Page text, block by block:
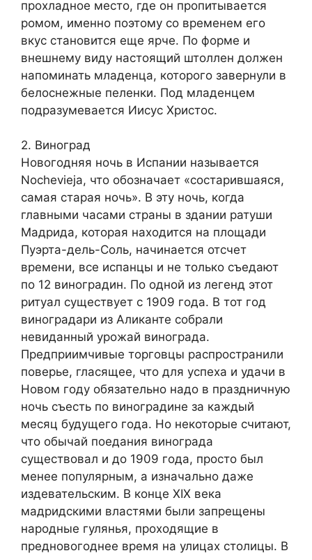
прохладное место, где он пропитывается
ромом, именно поэтому со временем его
вкус становится еще ярче. По форме и
внешнему виду настоящий штоллен должен
напоминать младенца, которого завернули в
белоснежные пеленки. Под младенцем
подразумевается Иисус Христос.
2. Виноград
Новогодняя ночь в Испании называется
Nochevieja, что обозначает «состарившаяся,
самая старая ночь». В эту ночь, когда
главными часами страны в здании ратуши
Мадрида, которая находится на площади
Пуэрта-дель-Соль, начинается отсчет
времени, все испанцы и не только съедают
по 12 виноградин. По одной из легенд этот
ритуал существует с 1909 года. В тот год
виноградари из Аликанте собрали
невиданный урожай винограда.
Предприимчивые торговцы распространили
поверье, гласящее, что для успеха и удачи в
Новом году обязательно надо в праздничную
ночь съесть по виноградине за каждый
месяц будущего года. Но некоторые считают,
что обычай поедания винограда
существовал и до 1909 года, просто был
менее популярным, а изначально даже
издевательским. В конце XIX века
мадридскими властями были запрещены
народные гулянья, проходящие в
предновогоднее время на улицах столицы. В